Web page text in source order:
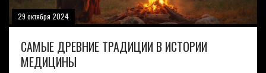
29 октября 2024
САМЫЕ ДРЕВНИЕ ТРАДИЦИИ В ИСТОРИИ
МЕДИЦИНЫ